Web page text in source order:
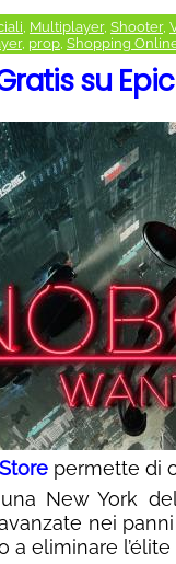
, Multiplayer, Shooter,
, prop, Shopping
su
permette di
New York
nei
a eliminare l’élite